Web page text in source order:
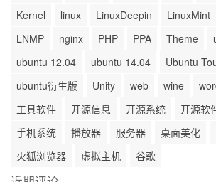
Kernel
linux LinuxDeepin LinuxMint
LNMP
nginx PHP PPA Theme
ubuntu 12.04
ubuntu 14.04
Ubuntu
ubuntu衍生版
Unity web wine
工具软件
开源信息 开源系统 开源软
手机系统
播放器 服务器 桌面美化
火狐浏览器
虚拟主机 谷歌